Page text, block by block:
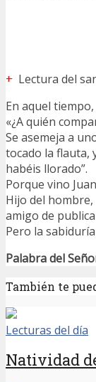
+ Lectura del
En aquel
«¿A quién
Se asemeja a
tocado la flauta,
habéis llorado”.
Porque vino
Hijo del hombre,
amigo de
Pero la
Palabra del
También te
Lecturas del día
Natividad